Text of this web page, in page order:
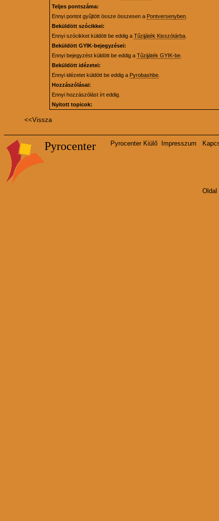
Teljes pontszáma:
Ennyi pontot gyűjtött össze összesen a Pontversenyben.
Beküldött szócikkei:
Ennyi szócikket küldött be eddig a Tűzijáték Kisszótárba.
Beküldött GYIK-bejegyzései:
Ennyi bejegyzést küldött be eddig a Tűzijáték GYIK-be.
Beküldött idézetei:
Ennyi idézetet küldött be eddig a Pyrobashbe.
Hozzászólásai:
Ennyi hozzászólást írt eddig.
Nyitott topicok:
<<Vissza
Pyrocenter Pyrocenter Kiülő Impresszum
Oldal